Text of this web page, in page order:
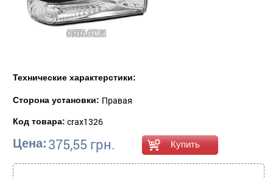
Технические характерстики:
Сторона установки: Правая
Код товара: crax1326
Цена: 375,55 грн.